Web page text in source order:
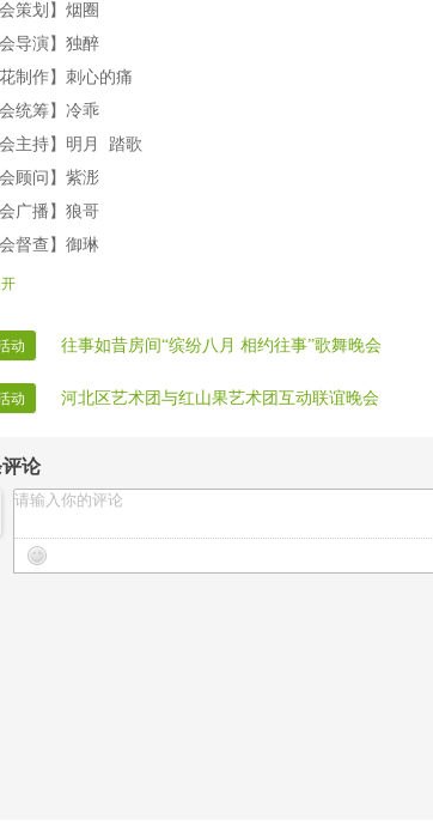
会策划】烟圈
会导演】独醉
花制作】刺心的痛
会统筹】冷乖
会主持】明月 踏歌
会顾问】紫浵
会广播】狼哥
会督查】御琳
联络】星光
片花】放弃、潺湲、幸福、紫浵
迎宾】全体管理
动 往事如昔房间“缤纷八月 相约往事”歌舞晚会
动 河北区艺术团与红山果艺术团互动联谊晚会
论